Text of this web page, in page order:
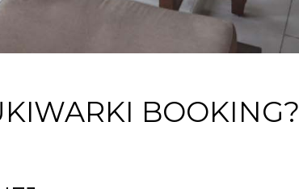
BOOKING?